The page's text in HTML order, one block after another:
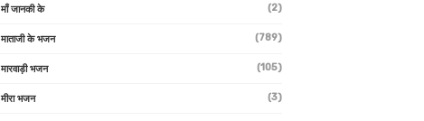
माँ जानकी के (2)
माताजी के भजन (789)
मारवाड़ी भजन (105)
मीरा भजन (3)